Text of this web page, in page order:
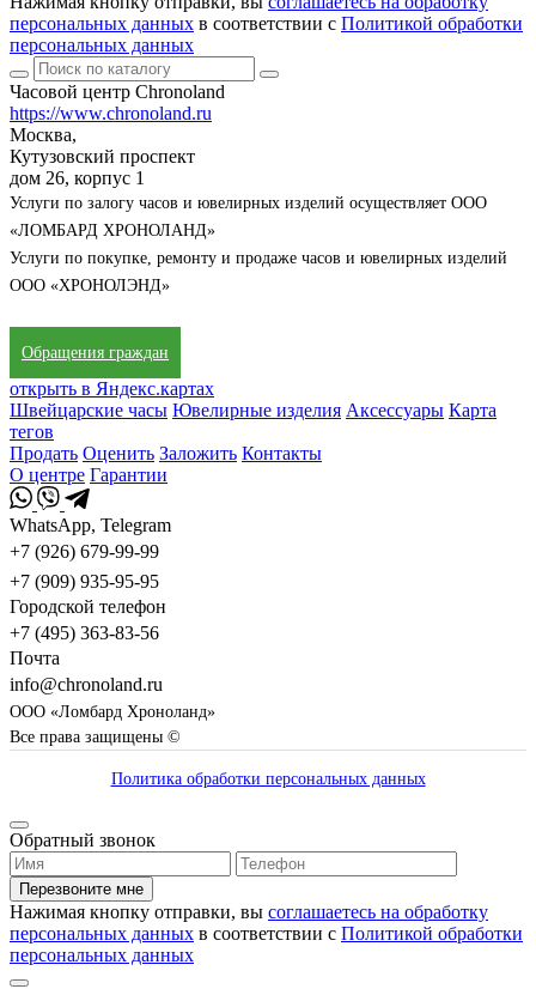
персональных данных в соответствии с Политикой обработки
персональных данных
Часовой центр Chronoland
https://www.chronoland.ru
Москва,
Кутузовский проспект
дом 26, корпус 1
Услуги по залогу часов и ювелирных изделий осуществляет ООО
«ЛОМБАРД ХРОНОЛАНД»
Услуги по покупке, ремонту и продаже часов и ювелирных изделий
ООО «ХРОНОЛЭНД»
Обращения граждан
открыть в Яндекс.картах
Швейцарские часы Ювелирные изделия Аксессуары Карта
тегов
Продать Оценить Заложить Контакты
О центре Гарантии
WhatsApp, Telegram
+7 (926) 679-99-99
+7 (909) 935-95-95
Городской телефон
+7 (495) 363-83-56
Почта
info@chronoland.ru
ООО «Ломбард Хроноланд»
Все права защищены ©
Политика обработки персональных данных
Обратный звонок
Перезвоните мне
Нажимая кнопку отправки, вы соглашаетесь на обработку
персональных данных в соответствии с Политикой обработки
персональных данных